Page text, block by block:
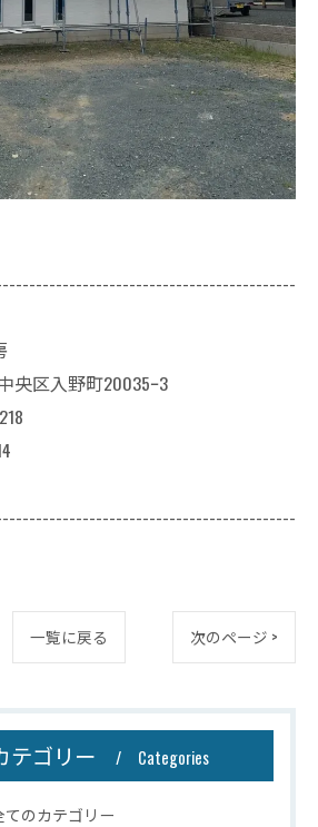
央区入野町20035ｰ3
一覧に戻る 次のページ >
テゴリー Categories
てのカテゴリー